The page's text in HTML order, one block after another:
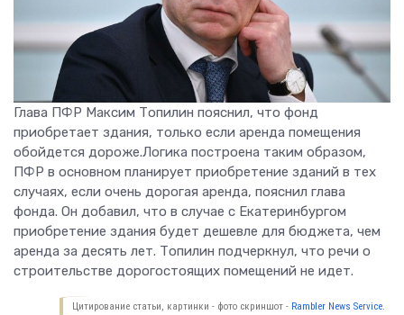
Глава ПФР Максим Топилин пояснил, что фонд
приобретает здания, только если аренда помещения
обойдется дороже.Логика построена таким образом,
ПФР в основном планирует приобретение зданий в тех
случаях, если очень дорогая аренда, пояснил глава
фонда. Он добавил, что в случае с Екатеринбургом
приобретение здания будет дешевле для бюджета, чем
аренда за десять лет. Топилин подчеркнул, что речи о
строительстве дорогостоящих помещений не идет.
Цитирование статьи, картинки - фото скриншот - Rambler News Service.